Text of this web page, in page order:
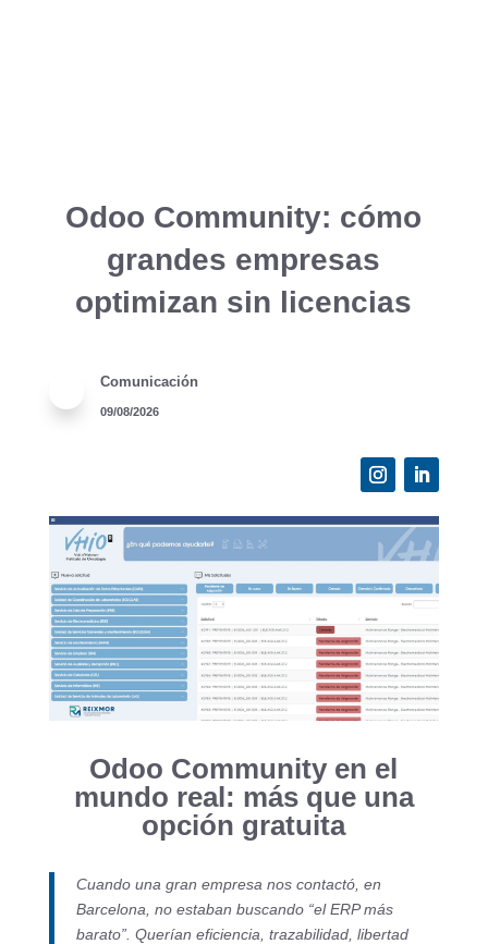
Odoo Community: cómo
grandes empresas
optimizan sin licencias
Comunicación
09/08/2026
Odoo Community en el
mundo real: más que una
opción gratuita
Cuando una gran empresa nos contactó, en
Barcelona, no estaban buscando “el ERP más
barato”. Querían eficiencia, trazabilidad, libertad